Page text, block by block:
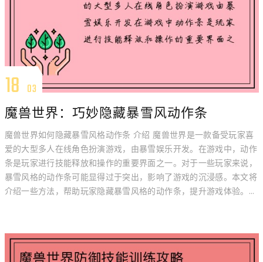
18 03
魔兽世界：巧妙隐藏暴雪风动作条
魔兽世界如何隐藏暴雪风格动作条 介绍 魔兽世界是一款备受玩家喜
爱的大型多人在线角色扮演游戏，由暴雪娱乐开发。在游戏中，动作
条是玩家进行技能释放和操作的重要界面之一。对于一些玩家来说，
暴雪风格的动作条可能显得过于突出，影响了游戏的沉浸感。本文将
介绍一些方法，帮助玩家隐藏暴雪风格的动作条，提升游戏体验。...